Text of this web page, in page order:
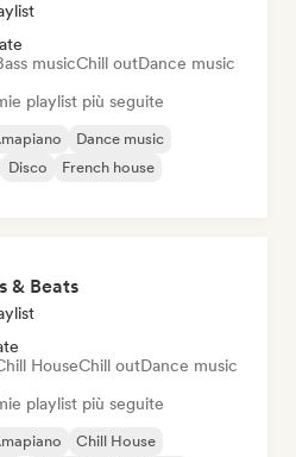
musicChill outDance music
playlist più seguite
Dance music
Disco
French house
& Beats
HouseChill outDance music
playlist più seguite
Chill House